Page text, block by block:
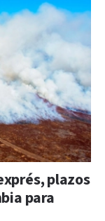
plazos
para